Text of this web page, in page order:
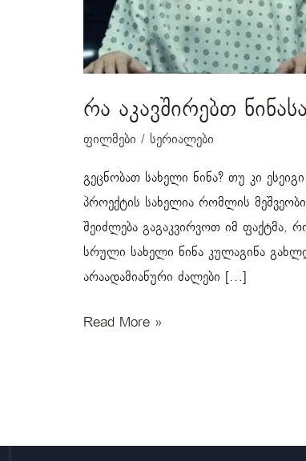
რა აკავშირებთ
ფილმები / სერიალები
გეცნობათ სახელი ნინა? თუ კი
პროექტის სახელია რომლის
შეიძლება გაგაკვირვოთ იმ ფაქტმა,
სრული სახელი ნინა კულაგინა
არაადამიანური ძალები […]
Read More »